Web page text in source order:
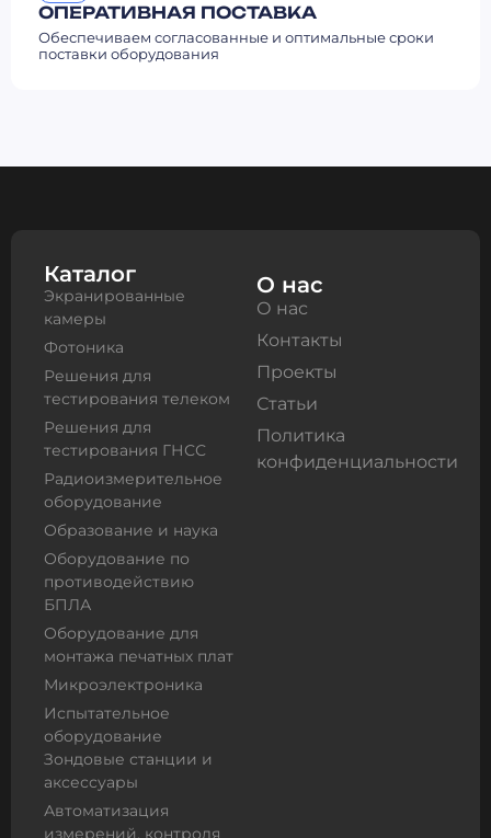
ОПЕРАТИВНАЯ ПОСТАВКА
Обеспечиваем согласованные и оптимальные сроки
поставки оборудования
Каталог
Экранированные
камеры
Фотоника
Решения для
тестирования телеком
Решения для
тестирования ГНСС
Радиоизмерительное
оборудование
Образование и наука
Оборудование по
противодействию
БПЛА
Оборудование для
монтажа печатных плат
Микроэлектроника
Испытательное
оборудование
Зондовые станции и
аксессуары
Автоматизация
измерений, контроля
О нас
О нас
Контакты
Проекты
Статьи
Политика
конфиденциальности